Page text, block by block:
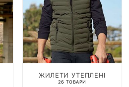
ЖИЛЕТИ УТЕПЛЕНІ
26 ТОВАРИ